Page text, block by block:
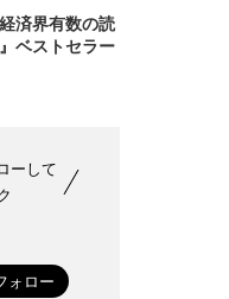
済界有数の読
ベストセラー
ーして